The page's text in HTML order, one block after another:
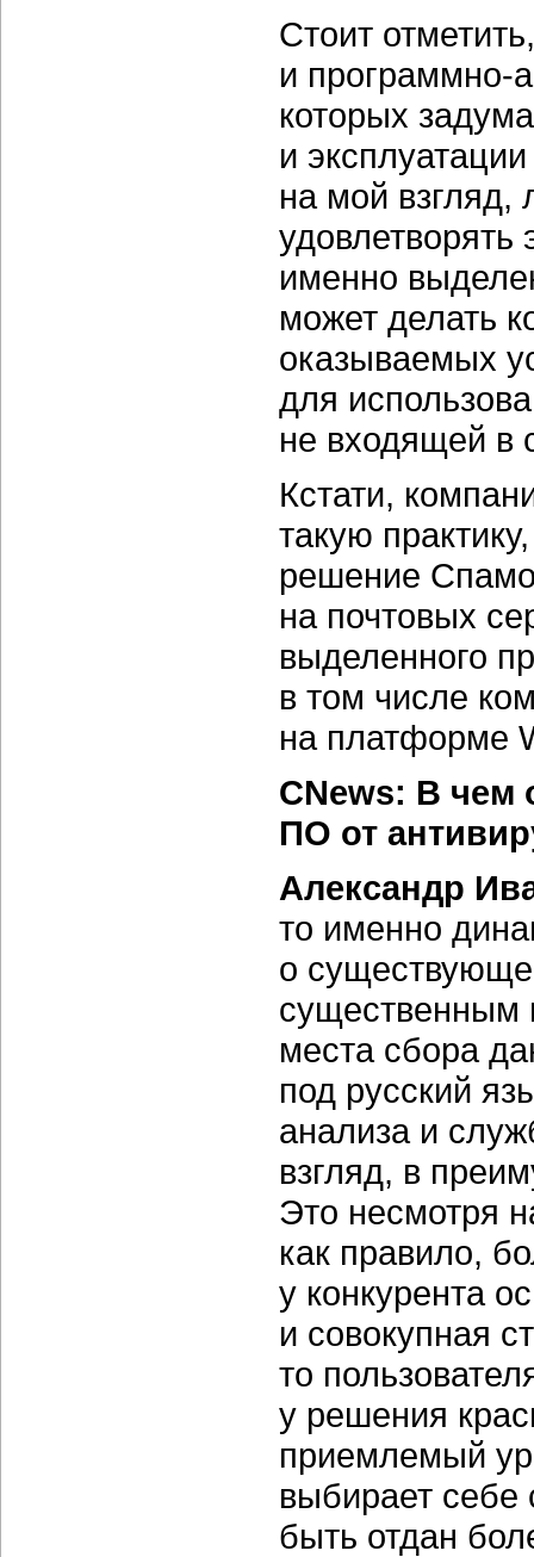
Стоит
и программно-
которых
и
на мой взгляд,
удовлетворять
именно
может делать
оказываемых
для
не входящей в
Кстати,
такую
решение
на почтовых
выделенного
в том числе
на платформе
CNews: В чем
ПО от
Александр
то именно
о
существенным
места сбора
под русский
анализа и
взгляд, в
Это несмотря
как правило,
у конкурента
и совокупная
то
у решения
приемлемый
выбирает себе
быть отдан